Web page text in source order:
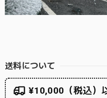
送料について
¥10,000（税込）